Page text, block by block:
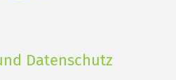
Datenschutz